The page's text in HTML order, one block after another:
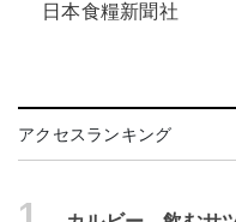
日本食糧新聞社
アクセスランキング